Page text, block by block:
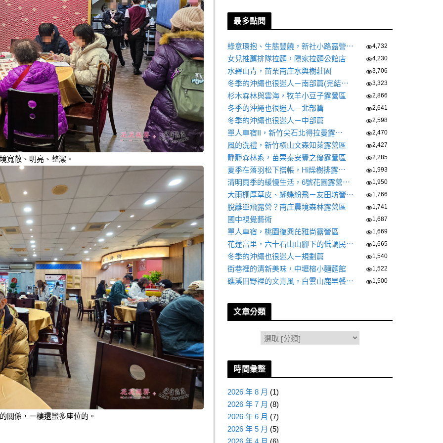
寬敞、明亮、整潔。
關係，一樓還蠻多座位的。
最多點閱
綠意環抱、生態豐饒，新社小路露營⋯ 4,732
女兒推薦排隊拉麵，隱家拉麵公館店 4,230
水碧山青，苗栗南庄水與樹莊園 3,706
冬季的沖繩也很迷人－南部篇(完結⋯ 3,323
杉木森林與雲海，牧羊小豆子露營區 2,866
冬季的沖繩也很迷人－北部篇 2,641
冬季的沖繩也很迷人－中部篇 2,598
單人車宿II，新竹尖石北得拉曼露⋯ 2,470
風的洗禮，新竹橫山文森知萊露營區 2,427
靜靜森林系，苗栗泰安豐之優露營區 2,285
夏季在落羽松下搭帳，Hi燥樹排露⋯ 1,993
清明雨季的緩慢生活，6號花園露營⋯ 1,950
大雨棚厚草皮、蝴蝶紛飛－友田坊營⋯ 1,766
脫離單飛露營？南庄晨境森林露營區 1,741
國中視覺藝術 1,687
單人車宿，桃園復興芘雅尚露營區 1,669
花蓮富里，六十石山山腳下的低調民⋯ 1,665
冬季的沖繩也很迷人－規劃篇 1,540
街巷裡的清新美味，中壢榕小麵麵館 1,522
礁溪田野裡的文青風，白雲山鹿早餐⋯ 1,500
文章分類
分
時間彙整
2026 年 8 月 (1)
2026 年 7 月 (8)
2026 年 6 月 (7)
2026 年 5 月 (5)
2026 年 4 月 (6)